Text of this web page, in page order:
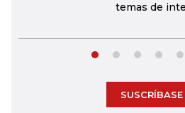
temas de
SUSCRÍBASE